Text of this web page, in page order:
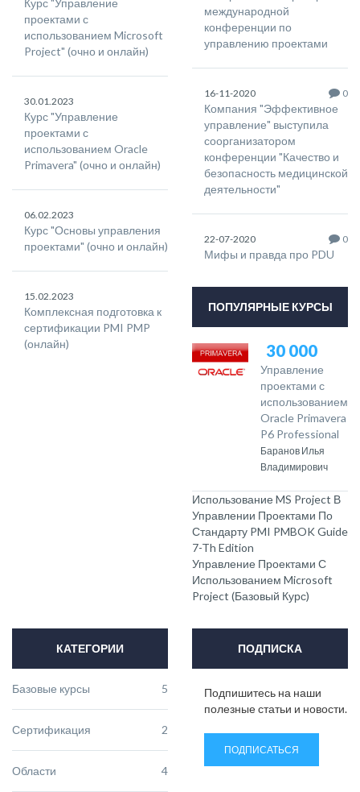
Курс "Управление
проектами с
использованием Microsoft
Project" (очно и онлайн)
30.01.2023
Курс "Управление
проектами с
использованием Oracle
Primavera" (очно и онлайн)
06.02.2023
Курс "Основы управления
проектами" (очно и онлайн)
15.02.2023
Комплексная подготовка к
сертификации PMI PMP
(онлайн)
международной
конференции по
управлению проектами
16-11-2020 0
Компания "Эффективное
управление" выступила
соорганизатором
конференции "Качество и
безопасность медицинской
деятельности"
22-07-2020 0
Мифы и правда про PDU
ПОПУЛЯРНЫЕ КУРСЫ
30 000
Управление
проектами с
использованием
Oracle Primavera
P6 Professional
Баранов Илья
Владимирович
Использование MS Project В
Управлении Проектами По
Стандарту PMI PMBOK Guide
7-Th Edition
Управление Проектами С
Использованием Microsoft
Project (базовый Курс)
КАТЕГОРИИ
Базовые курсы 5
Сертификация 2
Области 4
ПОДПИСКА
Подпишитесь на наши
полезные статьи и новости.
ПОДПИСАТЬСЯ